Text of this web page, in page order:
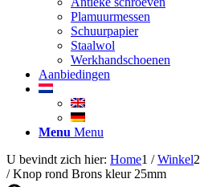
Plamuurmessen
Schuurpapier
Staalwol
Werkhandschoenen
Aanbiedingen
Menu Menu
U bevindt zich hier: Home1 / Winkel2
/ Knop rond Brons kleur 25mm